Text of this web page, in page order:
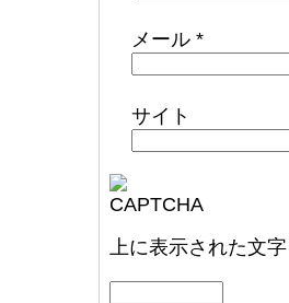
メール *
サイト
上に表示された文